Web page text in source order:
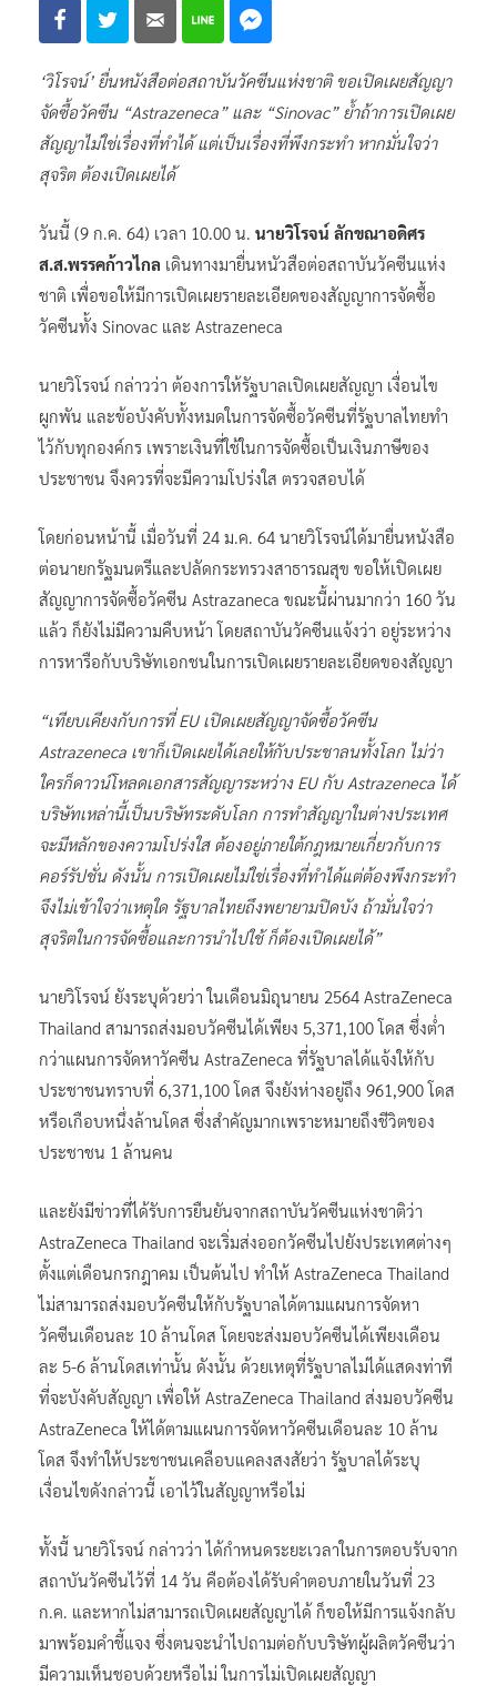
‘วิโรจน์’ ยื่นหนังสือต่อสถาบันวัคซีนแห่งชาติ ขอเปิดเผยสัญญา
จัดซื้อวัคซีน “Astrazeneca” และ “Sinovac” ย้ำถ้าการเปิดเผย
สัญญาไม่ใช่เรื่องที่ทำได้ แต่เป็นเรื่องที่พึงกระทำ หากมั่นใจว่า
สุจริต ต้องเปิดเผยได้
วันนี้ (9 ก.ค. 64) เวลา 10.00 น. นายวิโรจน์ ลักขณาอดิศร
ส.ส.พรรคก้าวไกล เดินทางมายื่นหนัวสือต่อสถาบันวัคซีนแห่ง
ชาติ เพื่อขอให้มีการเปิดเผยรายละเอียดของสัญญาการจัดซื้อ
วัคซีนทั้ง Sinovac และ Astrazeneca
นายวิโรจน์ กล่าวว่า ต้องการให้รัฐบาลเปิดเผยสัญญา เงื่อนไข
ผูกพัน และข้อบังคับทั้งหมดในการจัดซื้อวัคซีนที่รัฐบาลไทยทำ
ไว้กับทุกองค์กร เพราะเงินที่ใช้ในการจัดซื้อเป็นเงินภาษีของ
ประชาชน จึงควรที่จะมีความโปร่งใส ตรวจสอบได้
โดยก่อนหน้านี้ เมื่อวันที่ 24 ม.ค. 64 นายวิโรจน์ได้มายื่นหนังสือ
ต่อนายกรัฐมนตรีและปลัดกระทรวงสาธารณสุข ขอให้เปิดเผย
สัญญาการจัดซื้อวัคซีน Astrazaneca ขณะนี้ผ่านมากว่า 160 วัน
แล้ว ก็ยังไม่มีความคืบหน้า โดยสถาบันวัคซีนแจ้งว่า อยู่ระหว่าง
การหารือกับบริษัทเอกชนในการเปิดเผยรายละเอียดของสัญญา
“เทียบเคียงกับการที่ EU เปิดเผยสัญญาจัดซื้อวัคซีน
Astrazeneca เขาก็เปิดเผยได้เลยให้กับประชาลนทั้งโลก ไม่ว่า
ใครก็ดาวน์โหลดเอกสารสัญญาระหว่าง EU กับ Astrazeneca ได้
บริษัทเหล่านี้เป็นบริษัทระดับโลก การทำสัญญาในต่างประเทศ
จะมีหลักของความโปร่งใส ต้องอยู่ภายใต้กฎหมายเกี่ยวกับการ
คอร์รัปชั่น ดังนั้น การเปิดเผยไม่ใช่เรื่องที่ทำได้แต่ต้องพึงกระทำ
จึงไม่เข้าใจว่าเหตุใด รัฐบาลไทยถึงพยายามปิดบัง ถ้ามั่นใจว่า
สุจริตในการจัดซื้อและการนำไปใช้ ก็ต้องเปิดเผยได้”
นายวิโรจน์ ยังระบุด้วยว่า ในเดือนมิถุนายน 2564 AstraZeneca
Thailand สามารถส่งมอบวัคซีนได้เพียง 5,371,100 โดส ซึ่งต่ำ
กว่าแผนการจัดหาวัคซีน AstraZeneca ที่รัฐบาลได้แจ้งให้กับ
ประชาชนทราบที่ 6,371,100 โดส จึงยังห่างอยู่ถึง 961,900 โดส
หรือเกือบหนึ่งล้านโดส ซึ่งสำคัญมากเพราะหมายถึงชีวิตของ
ประชาชน 1 ล้านคน
และยังมีข่าวที่ได้รับการยืนยันจากสถาบันวัคซีนแห่งชาติว่า
AstraZeneca Thailand จะเริ่มส่งออกวัคซีนไปยังประเทศต่างๆ
ตั้งแต่เดือนกรกฎาคม เป็นต้นไป ทำให้ AstraZeneca Thailand
ไม่สามารถส่งมอบวัคซีนให้กับรัฐบาลได้ตามแผนการจัดหา
วัคซีนเดือนละ 10 ล้านโดส โดยจะส่งมอบวัคซีนได้เพียงเดือน
ละ 5-6 ล้านโดสเท่านั้น ดังนั้น ด้วยเหตุที่รัฐบาลไม่ได้แสดงท่าที
ที่จะบังคับสัญญา เพื่อให้ AstraZeneca Thailand ส่งมอบวัคซีน
AstraZeneca ให้ได้ตามแผนการจัดหาวัคซีนเดือนละ 10 ล้าน
โดส จึงทำให้ประชาชนเคลือบแคลงสงสัยว่า รัฐบาลได้ระบุ
เงื่อนไขดังกล่าวนี้ เอาไว้ในสัญญาหรือไม่
ทั้งนี้ นายวิโรจน์ กล่าวว่า ได้กำหนดระยะเวลาในการตอบรับจาก
สถาบันวัคซีนไว้ที่ 14 วัน คือต้องได้รับคำตอบภายในวันที่ 23
ก.ค. และหากไม่สามารถเปิดเผยสัญญาได้ ก็ขอให้มีการแจ้งกลับ
มาพร้อมคำชี้แจง ซึ่งตนจะนำไปถามต่อกับบริษัทผู้ผลิตวัคซีนว่า
มีความเห็นชอบด้วยหรือไม่ ในการไม่เปิดเผยสัญญา